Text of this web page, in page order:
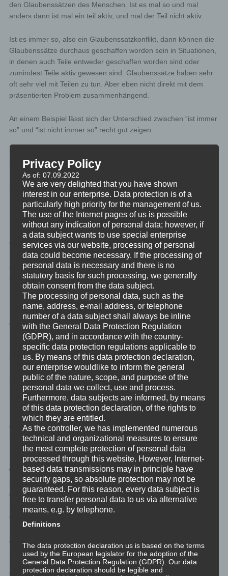
den Glaubenssätzen des Menschen. Ist es mal so und mal
anders dann ist mal ein teil aktiv, und mal der Teil nicht aktiv.
Ist es immer so, also ein Glaubenssatzkonflikt, dann können die
Glaubenssätze durchaus geschaffen worden sein in Situationen,
in denen auch Teile entweder geschaffen worden sind oder
zumindest Teile aktiv gewesen sind. Glaubenssätze haben sehr
oft sehr viel mit Teilen zu tun. Aber eben nicht direkt mit dem
präsentierten Problem zusammenhängend.
An einem Beispiel lässt sich der Unterschied zwischen “ist immer
so” und “ist nicht immer so” recht gut zeigen:
halbwegs funktionierenden Beziehung und hat zwei Kinder.
Familie, Privatleben und Beständigkeit sind ihm sehr wichtig. Nun
hätte er aber die Chance innerhalb des nächsten Jahres in der
Firma, in der er arbeitet, in die Zentrale in einen
Managementposten wechseln zu können.
Diese Zentrale ist allerdings in der nächsten Großstadt, die in gut
vier Stunden mit dem Auto zu erreichen ist. Da seine Familie
nicht bereit ist zu übersiedeln wäre er auf Wochenpendeln
angewiesen, würde also nur mehr am Wochenende zu Hause
sein.
Der Konflikt ist offensichtlich: Beständig verfügbar innerhalb der
Familie zu sein, oder die tolle Chance der Karriere zu ergreifen,
die es im lokalen Umfeld so nicht geben wird.
Ist es der Person X mal vollkommen klar bei der Familie zu
bleiben, und zu anderen Zeiten ist es ihm völlig klar, dass er die
Karriereleiter ergreifen sollte, dann sind am Konflikt Teile
beteiligt. Mal ist der eine Teil aktiv, und verteidigt seine Werte,
mal ist der andere Teil aktiv, und verteidigt seine Werte.
Hätte Person X ein immer vorhandenes Hin-und-Her aus “ich
sollte dies, aber das …” und “Ich sollte das, aber dies …”, dann
ist es ein Glaubenssatzkonflikt, basierend auf den Werten der
Person X.
Wenn wir jetzt dem Glaubenssatzkonflikt auf den Grund gehen,
können wir eben sehr gut wieder auf verschiedene Teile stoßen,
die eben diese Glaubenssatzkonstrukte erfordern, um im Alltag
halbwegs konfliktfrei bestehen zu können. Aber mit dem eben
erlebten Konflikt haben diese Teile direkt nichts zu tun.
Zusammenfassung
Ist es mal so, und mal anders, dann ist es ein Teil. Oder mehrere
Teile. Ist es immer so, dann ist es ein
Glaubenssatz-/Wertekonflikt.
Privacy Policy
As of: 07.09.2022
We are very delighted that you have shown
interest in our enterprise. Data protection is of a
particularly high priority for the management of us.
The use of the Internet pages of us is possible
without any indication of personal data; however, if
a data subject wants to use special enterprise
services via our website, processing of personal
data could become necessary. If the processing of
personal data is necessary and there is no
statutory basis for such processing, we generally
obtain consent from the data subject.
The processing of personal data, such as the
name, address, e-mail address, or telephone
number of a data subject shall always be inline
with the General Data Protection Regulation
(GDPR), and in accordance with the country-
specific data protection regulations applicable to
us. By means of this data protection declaration,
our enterprise wouldlike to inform the general
public of the nature, scope, and purpose of the
personal data we collect, use and process.
Furthermore, data subjects are informed, by means
of this data protection declaration, of the rights to
which they are entitled.
As the controller, we has implemented numerous
technical and organizational measures to ensure
the most complete protection of personal data
processed through this website. However, Internet-
based data transmissions may in principle have
security gaps, so absolute protection may not be
guaranteed. For this reason, every data subject is
free to transfer personal data to us via alternative
means, e.g. by telephone.
Definitions
The data protection declaration us is based on the terms
used by the European legislator for the adoption of the
General Data Protection Regulation (GDPR). Our data
protection declaration should be legible and